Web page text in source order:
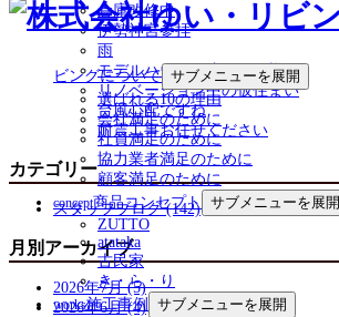
ビングについて サブメニューを展開
選ばれる10の理由
会社満足のために
社員満足のために
協力業者満足のために
顧客満足のために
concept商品コンセプト
サブメニューを展開
ZUTTO
atataka
古民家
き・ら・り
works施工事例
サブメニューを展開
倉庫改修中
伊勢神宮参拝
雨
モデルハウスは省エネ仕様
リノベーション中の仮住まい
台風心配ですね
耐震工事お任せください
カテゴリー
スタッフブログ (142)
月別アーカイブ
2026年7月 (5)
2026年6月 (4)